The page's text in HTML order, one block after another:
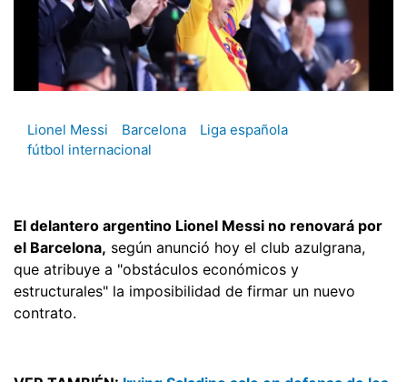
Lionel Messi Barcelona
Liga española
fútbol internacional
El delantero argentino Lionel Messi no renovará por
el Barcelona, según anunció hoy el club azulgrana,
que atribuye a "obstáculos económicos y
estructurales" la imposibilidad de firmar un nuevo
contrato.